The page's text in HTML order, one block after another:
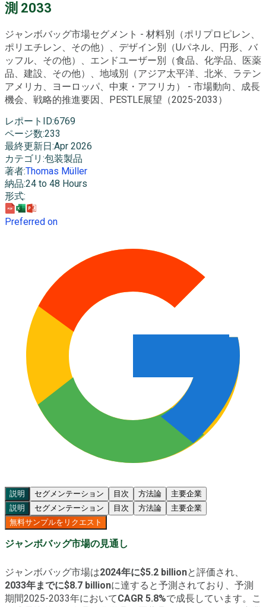
測 2033
ジャンボバッグ市場セグメント - 材料別（ポリプロピレン、
ポリエチレン、その他）、デザイン別（Uパネル、円形、バ
ッフル、その他）、エンドユーザー別（食品、化学品、医薬
品、建設、その他）、地域別（アジア太平洋、北米、ラテン
アメリカ、ヨーロッパ、中東・アフリカ） - 市場動向、成長
機会、戦略的推進要因、PESTLE展望（2025-2033）
レポートID:6769
ページ数:233
最終更新日 :Apr 2026
カテゴリ :包装製品
著者:Thomas Müller
納品:24 to 48 Hours
形式:
Preferred on
説明 セグメンテーション 目次 方法論
主要企業
説明
セグメンテーション 目次 方法論
主要企業
無料サンプルをリクエスト
ジャンボバッグ市場の見通し
ジャンボバッグ市場は2024年に$5.2 billionと評価され、
2033年までに$8.7 billionに達すると予測されており、予測
期間2025-2033年においてCAGR 5.8%で成長しています。こ